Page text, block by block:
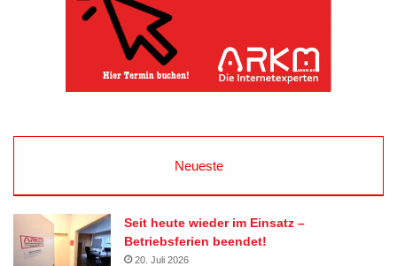
Neueste
Seit heute wieder im Einsatz –
Betriebsferien beendet!
20. Juli 2026